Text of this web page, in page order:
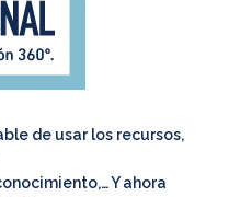
de usar los recursos,
Y ahora